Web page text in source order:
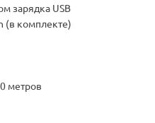
зарядка USB
(в комплекте)
метров